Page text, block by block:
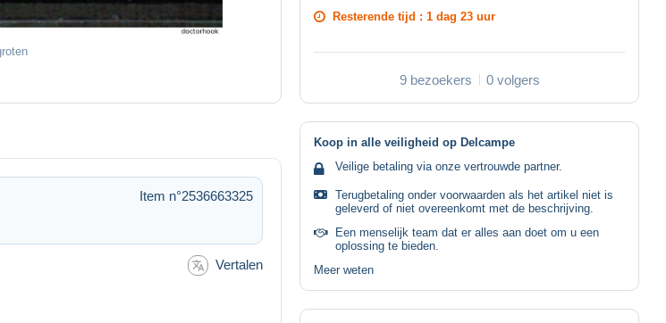
Resterende tijd : 1 dag 23 uur
9 bezoekers 0 volgers
Item n°2536663325
Vertalen
Koop in alle veiligheid op Delcampe
Veilige betaling via onze vertrouwde partner.
Terugbetaling onder voorwaarden als het artikel niet is
geleverd of niet overeenkomt met de beschrijving.
Een menselijk team dat er alles aan doet om u een
oplossing te bieden.
Meer weten